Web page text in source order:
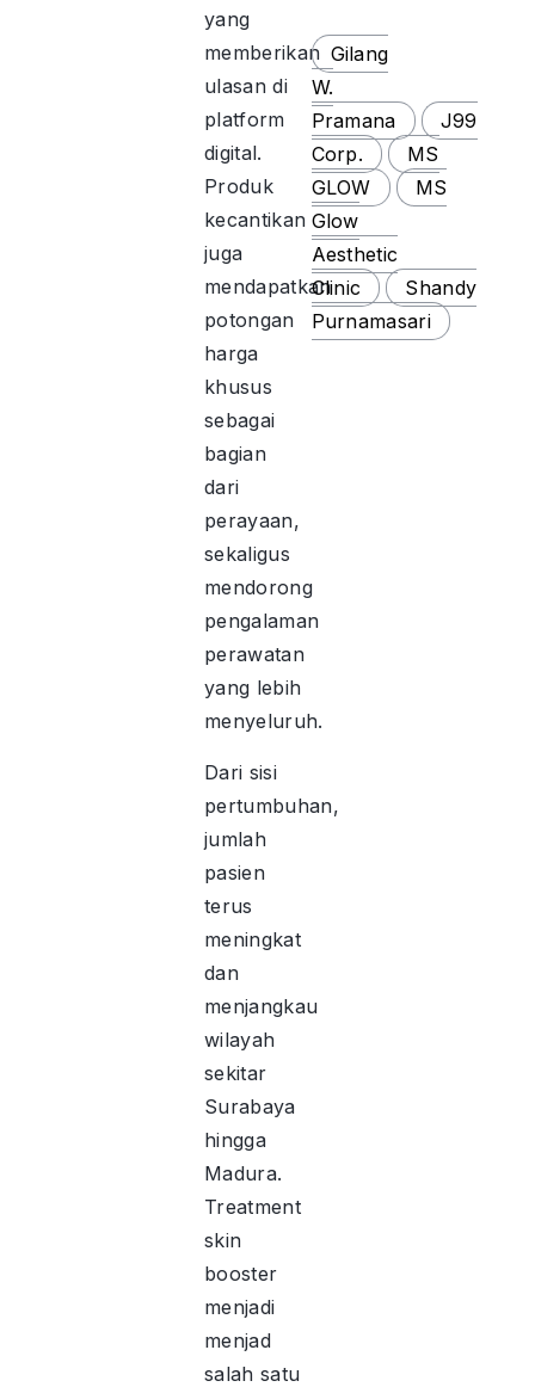
yang
memberikan
ulasan di
platform
digital.
Produk
kecantikan
juga
mendapatkan
potongan
harga
khusus
sebagai
bagian
dari
perayaan,
sekaligus
mendorong
pengalaman
perawatan
yang lebih
menyeluruh.
Dari sisi
pertumbuhan,
jumlah
pasien
terus
meningkat
dan
menjangkau
wilayah
sekitar
Surabaya
hingga
Madura.
Treatment
skin
booster
menjadi
menjad
salah satu
Gilang
W.
Pramana
J99
Corp.
MS
GLOW
MS
Glow
Aesthetic
Clinic
Shandy
Purnamasari